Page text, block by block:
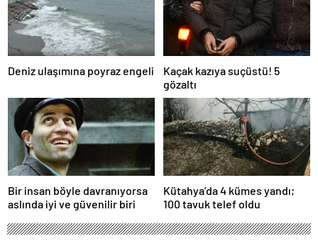
Deniz ulaşımına poyraz engeli
Kaçak kazıya suçüstü! 5
gözaltı
Bir insan böyle davranıyorsa
aslında iyi ve güvenilir biri
Kütahya’da 4 kümes yandı;
100 tavuk telef oldu